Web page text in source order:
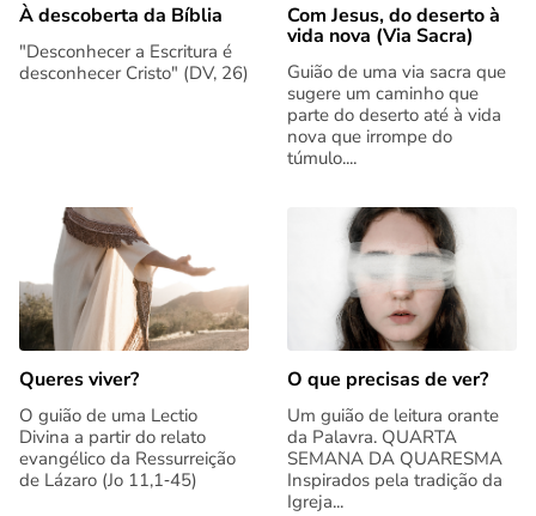
À descoberta da Bíblia
"Desconhecer a Escritura é
desconhecer Cristo" (DV, 26)
Com Jesus, do deserto à
vida nova (Via Sacra)
Guião de uma via sacra que
sugere um caminho que
parte do deserto até à vida
nova que irrompe do
túmulo....
Queres viver?
O guião de uma Lectio
Divina a partir do relato
evangélico da Ressurreição
de Lázaro (Jo 11,1‑45)
O que precisas de ver?
Um guião de leitura orante
da Palavra. QUARTA
SEMANA DA QUARESMA
Inspirados pela tradição da
Igreja...